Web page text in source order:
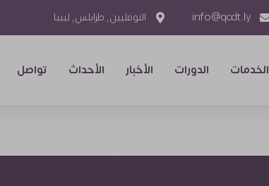
info@qcdt.ly النوفليين, طرابلس, ليبيا
الخدمات الدورات الأخبار الأحداث تواصل